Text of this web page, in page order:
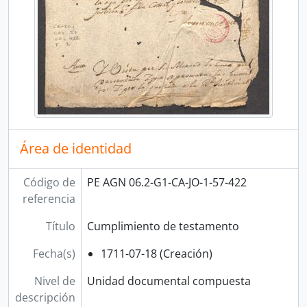
[Unidad de instalación] CAJA 60
[Unidad de instalación] CAJA 61
[Unidad de instalación] CAJA 62
[Unidad de instalación] CAJA 63
[Unidad de instalación] CAJA 64
[Unidad de instalación] CAJA 65
[Unidad de instalación] CAJA 66
[Unidad de instalación] CAJA 67
[Unidad de instalación] CAJA 68
[Unidad de instalación] CAJA 69
[Unidad de instalación] CAJA 70
[Unidad de instalación] CAJA 73
[Unidad de instalación] CAJA 74
[Unidad de instalación] CAJA 75
[Unidad de instalación] CAJA 76
Área de identidad
Código de
referencia
PE AGN 06.2-G1-CA-JO-1-57-422
Título
Cumplimiento de testamento
Fecha(s)
1711-07-18 (Creación)
Nivel de
descripción
Unidad documental compuesta